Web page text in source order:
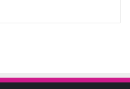
ต่ดึงดูดใจด้วยความรัก
ต่ยังเต็มไปด้วยความ
Jing Xian และ Wang Xue